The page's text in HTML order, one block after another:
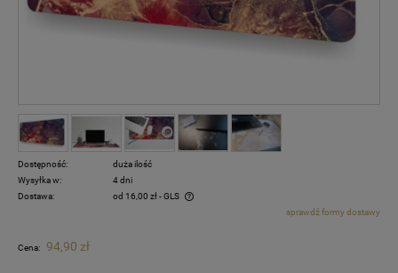
Dostępność:
duża ilość
Wysyłka w:
4 dni
Dostawa:
od 16,00 zł- GLS
Cena nie zawiera ewentualnych kosztów płatnościsprawdź formy dostawy
Cena: 94,90 zł